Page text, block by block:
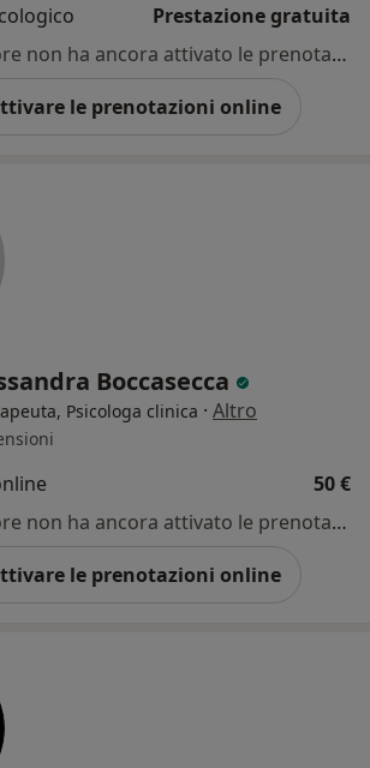
Prestazione gratuita
Questo dottore non ha ancora attivato le prenotazioni online presso questo indirizzo.
le prenotazioni online
Boccasecca
Psicologa clinica · Altro
50 €
Questo dottore non ha ancora attivato le prenotazioni online presso questo indirizzo.
le prenotazioni online